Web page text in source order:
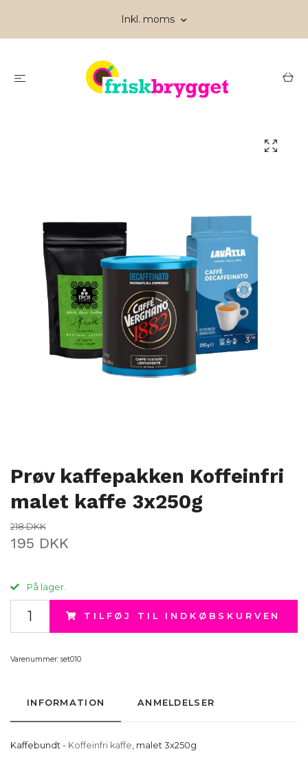
Inkl. moms
Prøv kaffepakken Koffeinfri
malet kaffe 3x250g
218 DKK
195 DKK
På lager.
TILFØJ TIL INDKØBSKURVEN
Varenummer: set010
INFORMATION ANMELDELSER
Kaffebundt - Koffeinfri kaffe, malet 3x250g